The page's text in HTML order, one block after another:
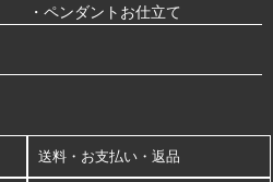
・ペンダントお仕立て
送料・お支払い・返品